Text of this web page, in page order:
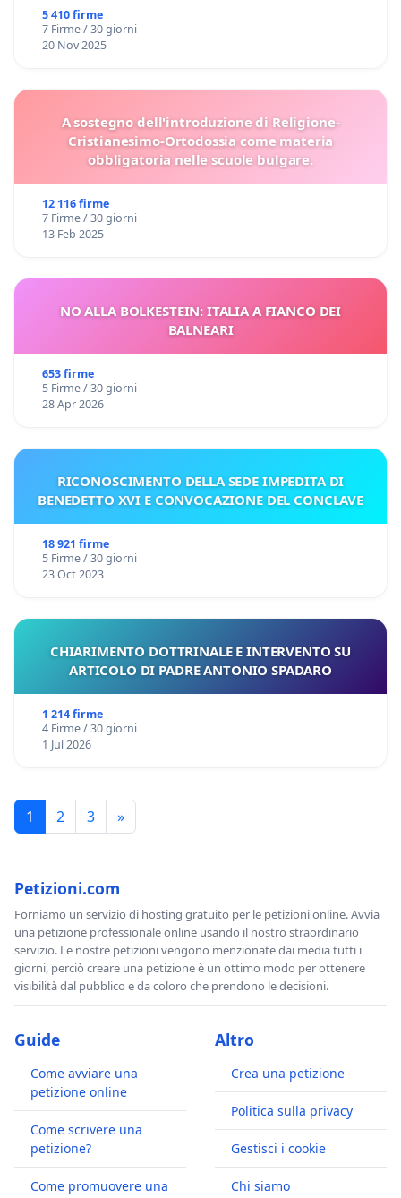
5 410 firme
7 Firme / 30 giorni
20 Nov 2025
A sostegno dell'introduzione di Religione-
Cristianesimo-Ortodossia come materia
obbligatoria nelle scuole bulgare.
12 116 firme
7 Firme / 30 giorni
13 Feb 2025
NO ALLA BOLKESTEIN: ITALIA A FIANCO DEI
BALNEARI
653 firme
5 Firme / 30 giorni
28 Apr 2026
RICONOSCIMENTO DELLA SEDE IMPEDITA DI
BENEDETTO XVI E CONVOCAZIONE DEL CONCLAVE
18 921 firme
5 Firme / 30 giorni
23 Oct 2023
CHIARIMENTO DOTTRINALE E INTERVENTO SU
ARTICOLO DI PADRE ANTONIO SPADARO
1 214 firme
4 Firme / 30 giorni
1 Jul 2026
1 2 3 »
Petizioni.com
Forniamo un servizio di hosting gratuito per le petizioni online. Avvia
una petizione professionale online usando il nostro straordinario
servizio. Le nostre petizioni vengono menzionate dai media tutti i
giorni, perciò creare una petizione è un ottimo modo per ottenere
visibilità dal pubblico e da coloro che prendono le decisioni.
Guide
Come avviare una
petizione online
Come scrivere una
petizione?
Come promuovere una
Altro
Crea una petizione
Politica sulla privacy
Gestisci i cookie
Chi siamo